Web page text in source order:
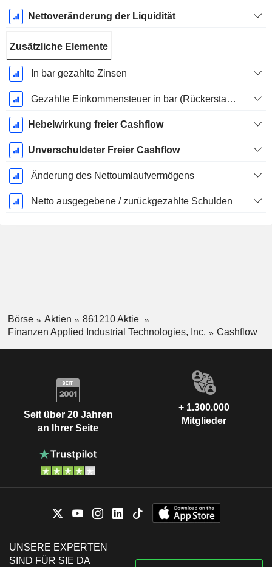
Nettoveränderung der Liquidität
Zusätzliche Elemente
In bar gezahlte Zinsen
Gezahlte Einkommensteuer in bar (Rückerstattung)
Hebelwirkung freier Cashflow
Unverschuldeter Freier Cashflow
Änderung des Nettoumlaufvermögens
Netto ausgegebene / zurückgezahlte Schulden
Börse Aktien
861210 Aktie
Finanzen Applied Industrial Technologies, Inc.
Cashflow
Seit über 20 Jahren
an Ihrer Seite
+ 1.300.000
Mitglieder
UNSERE EXPERTEN
SIND FÜR SIE DA